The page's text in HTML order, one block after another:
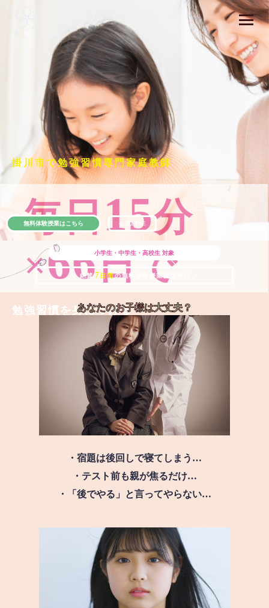
掛川市で勉強習慣専門家庭教師
毎日15分
×66日で
勉強習慣を身につける
小学生・中学生・高校生 対象
＼ 絶賛 7 日間の無料体験授業実施中!! ／
無料体験授業はこちら 公式LINE
あなたのお子様は大丈夫？
・宿題は後回しで寝てしまう…
・テスト前も親が焦るだけ…
・「後でやる」と言ってやらない…